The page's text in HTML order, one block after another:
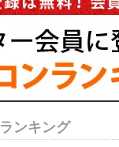
ンキング